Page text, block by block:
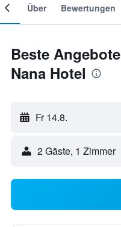
Über Bewertungen
Beste
Nana Hotel
Fr 14.8.
2 Gäste, 1 Zimmer